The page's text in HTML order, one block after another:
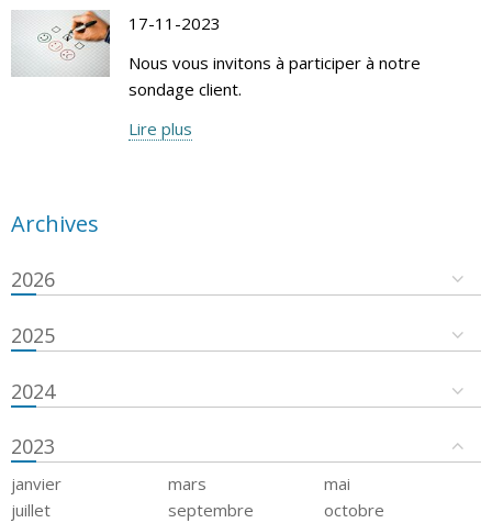
17-11-2023
Nous vous invitons à participer à notre
sondage client.
Lire plus
Archives
2026
2025
2024
2023
janvier mars
mai
juillet
septembre
octobre